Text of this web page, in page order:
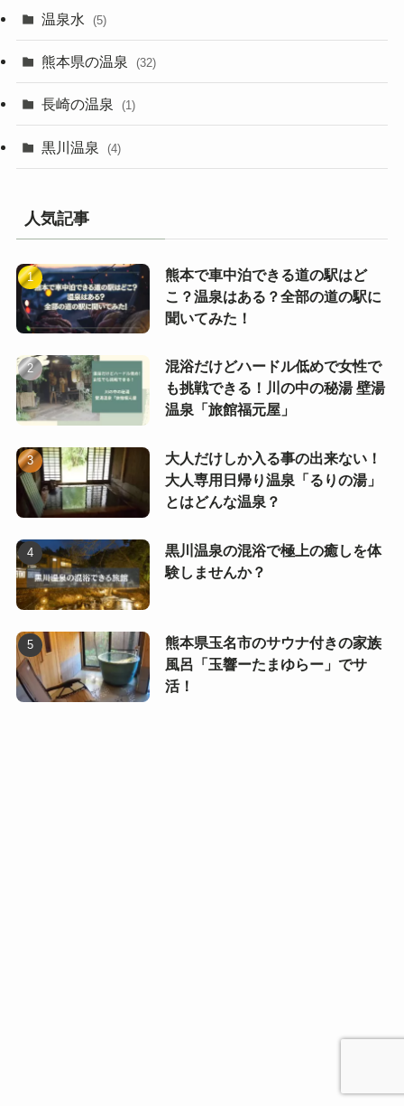
温泉水 (5)
熊本県の温泉 (32)
長崎の温泉 (1)
黒川温泉 (4)
人気記事
熊本で車中泊できる道の駅はど
こ？温泉はある？全部の道の駅に
聞いてみた！
混浴だけどハードル低めで女性で
も挑戦できる！川の中の秘湯 壁湯
温泉「旅館福元屋」
大人だけしか入る事の出来ない！
大人専用日帰り温泉「るりの湯」
とはどんな温泉？
黒川温泉の混浴で極上の癒しを体
験しませんか？
熊本県玉名市のサウナ付きの家族
風呂「玉響ーたまゆらー」でサ
活！